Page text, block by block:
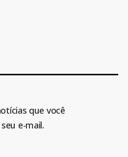
que você
e-mail.